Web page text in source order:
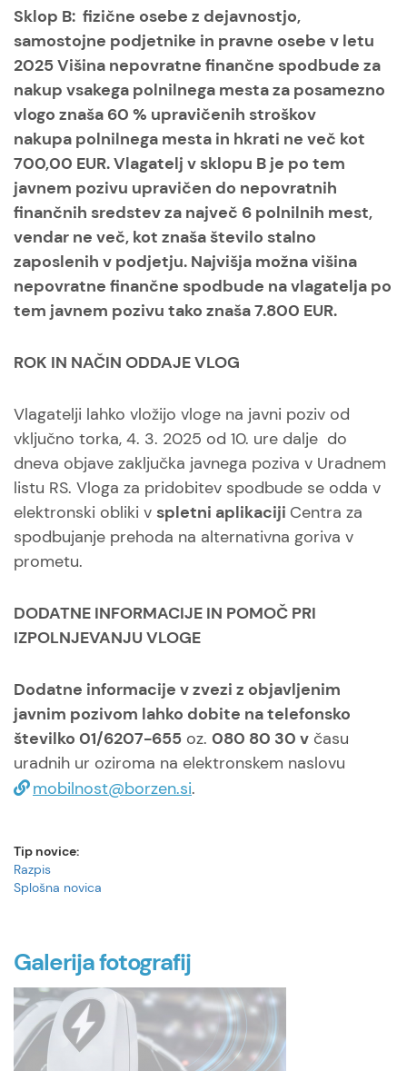
Sklop B: fizične osebe z dejavnostjo,
samostojne podjetnike in pravne osebe v letu
2025 Višina nepovratne finančne spodbude za
nakup vsakega polnilnega mesta za posamezno
vlogo znaša 60 % upravičenih stroškov
nakupa polnilnega mesta in hkrati ne več kot
700,00 EUR. Vlagatelj v sklopu B je po tem
javnem pozivu upravičen do nepovratnih
finančnih sredstev za največ 6 polnilnih mest,
vendar ne več, kot znaša število stalno
zaposlenih v podjetju. Najvišja možna višina
nepovratne finančne spodbude na vlagatelja po
tem javnem pozivu tako znaša 7.800 EUR.
ROK IN NAČIN ODDAJE VLOG
Vlagatelji lahko vložijo vloge na javni poziv od
vključno torka, 4. 3. 2025 od 10. ure dalje do
dneva objave zaključka javnega poziva v Uradnem
listu RS. Vloga za pridobitev spodbude se odda v
elektronski obliki v spletni aplikaciji Centra za
spodbujanje prehoda na alternativna goriva v
prometu.
DODATNE INFORMACIJE IN POMOČ PRI
IZPOLNJEVANJU VLOGE
Dodatne informacije v zvezi z objavljenim
javnim pozivom lahko dobite na telefonsko
številko 01/6207-655 oz. 080 80 30 v času
uradnih ur oziroma na elektronskem naslovu
mobilnost@borzen.si.
Tip novice:
Razpis
Splošna novica
Galerija fotografij